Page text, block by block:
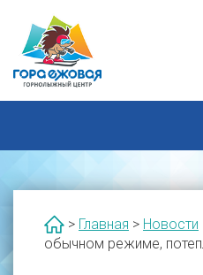
content
> Главная > Новости
обычном режиме,